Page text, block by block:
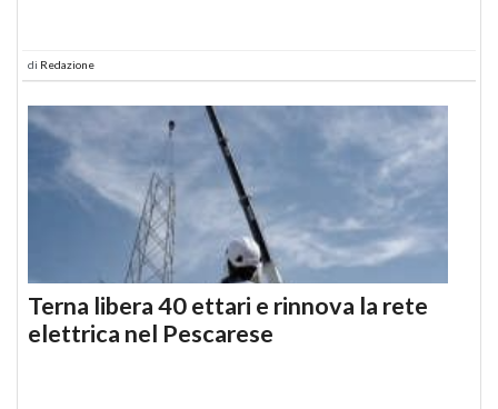
di Redazione
Terna libera 40 ettari e rinnova la rete
elettrica nel Pescarese